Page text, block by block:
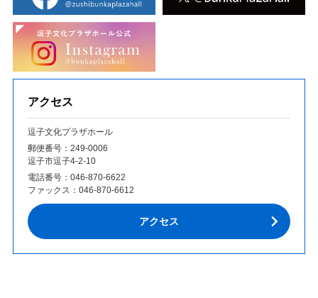
アクセス
逗子文化プラザホール
郵便番号：249‐0006
逗子市逗子4-2-10
電話番号： 046-870-6622
ファックス： 046-870-6612
アクセス